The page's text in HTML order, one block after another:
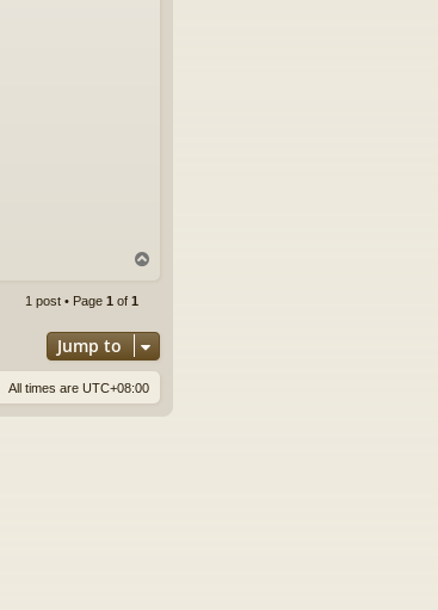
1 post • Page 1 of 1
Jump to
All times are UTC+08:00